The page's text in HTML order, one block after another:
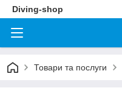
Diving-shop
Товари та послуги